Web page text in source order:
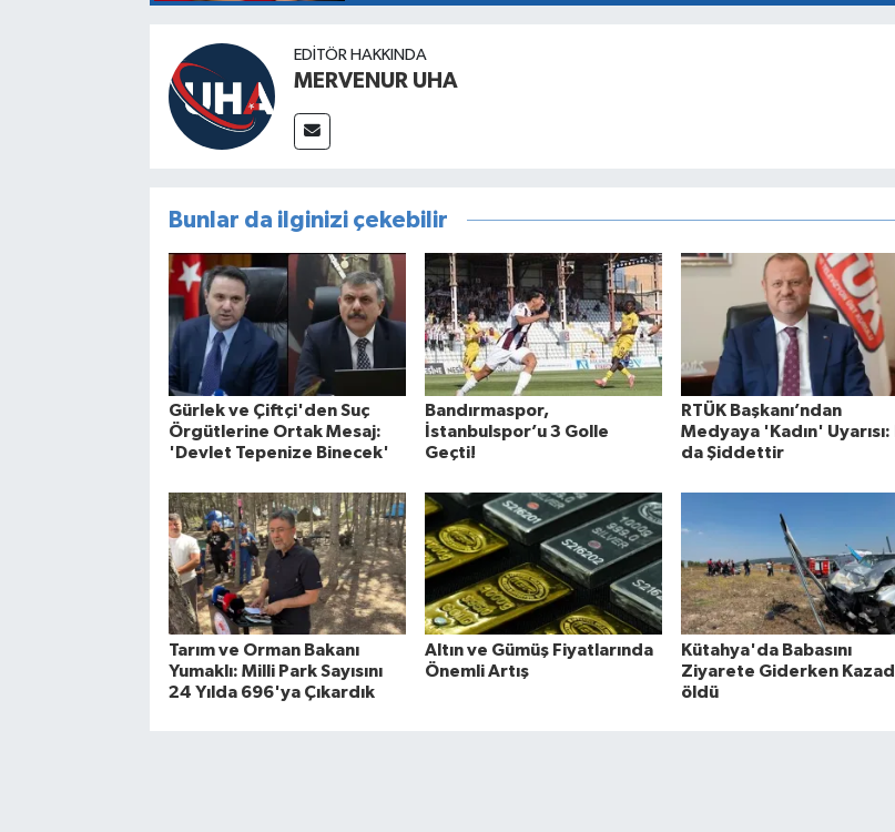
EDITÖR HAKKINDA
MERVENUR UHA
Bunlar da ilginizi çekebilir
Gürlek ve Çiftçi'den Suç
Örgütlerine Ortak Mesaj:
'Devlet Tepenize Binecek'
Bandırmaspor,
İstanbulspor’u 3 Golle
Geçti!
RTÜK Başkanı’ndan
Medyaya 'Kadın' Uyarısı:
da Şiddettir
Tarım ve Orman Bakanı
Yumaklı: Milli Park Sayısını
24 Yılda 696'ya Çıkardık
Altın ve Gümüş Fiyatlarında
Önemli Artış
Kütahya'da Babasını
Ziyarete Giderken
öldü